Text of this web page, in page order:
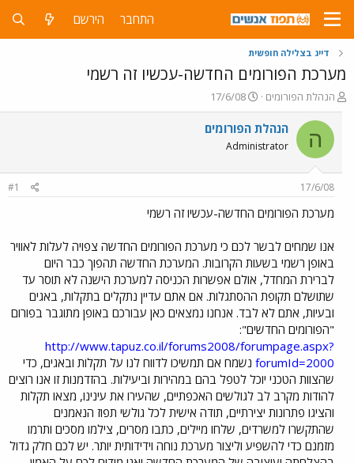
התחבר הירשם
דייג בצלילה חופשית
מערכת הפורומים החדשה-עכשיו זה רשמי
פ
ו
ת
ח
ה
ש
א
הנהלת הפורומים
פ
ו
ר
ם
ר
ך
17/6/08
ה הנהלת הפורומים
Administrator
17/6/08
#1
מערכת הפורומים החדשה-עכשיו זה רשמי
אנו שמחים לבשר לכם כי מערכת הפורומים החדשה צפויה לעלות לאוויר
באופן רשמי בשעות הקרובות. המערכת החדשה תהפוך כבר היום
לברירת המחדל, אולם אפשרות הכניסה למערכת הישנה לא תוסר עד
שתושלם תקופת ההסתגלות. אם אתם עדיין נתקלים בתקלות, באגים
ובעיות, אתם לא לבד. אנחנו נמצאים כאן עבורכם באופן מתוגבר בפורום
"הפורומים החדשים":
http://www.tapuz.co.il/forums2008/forumpage.aspx?
forumId=2000 נשמח אם תמשיכו לדווח לנו על תקלות ובאגים, כדי
שהצוות הטכני יוכל לטפל בהם במהירות וביעילות. בהזדמנות זו אנו רוצים
להודות מקרב לב לגולשים האכפתיים, שהעירו את עינינו, מצאו תקלות
והציגו פתרונות יצירתיים, תודה אישית לכל גולשי תפוז הנאמנים
שהתקשרו למשרדים, שלחו מיילים, כתבו מסרים, צילמו מסכים ותרמו
מזמנם כדי להשפיע וליצור מערכת נוחה וידידותית יותר. יש לכם חלק גדול